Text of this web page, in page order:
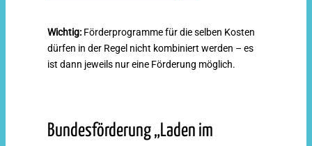
Wichtig: Förderprogramme für die selben Kosten
dürfen in der Regel nicht kombiniert werden – es
ist dann jeweils nur eine Förderung möglich.
Bundesförderung „Laden im